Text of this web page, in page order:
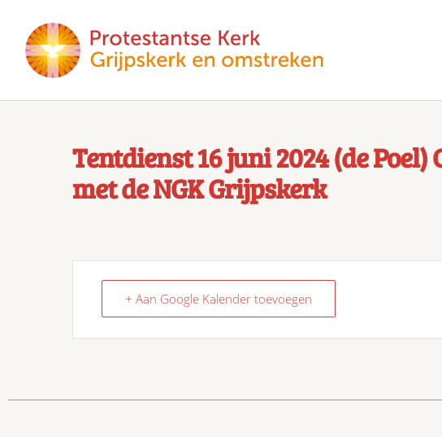
Tentdienst 16 juni 2024 (de
met de NGK Grijpskerk
+ Aan Google Kalender toevoegen